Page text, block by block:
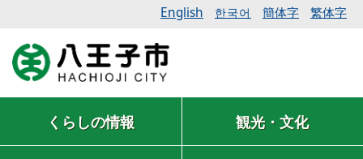
English 한국어 簡体字 繁体字
くらしの情報 観光・文化